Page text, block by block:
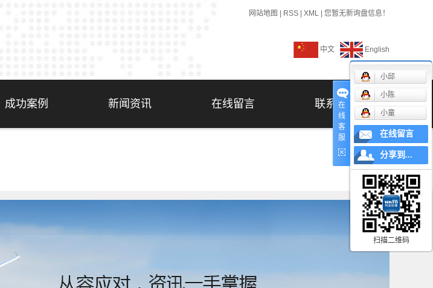
网站地图 RSS XML 您暂无新询盘信息！
中文 English
成功案例 新闻资讯 在线留言 联系我们
在
线
客
服
小邱
小陈
小童
在线留言
分享到...
扫描二维码